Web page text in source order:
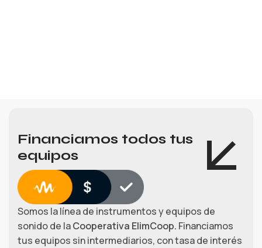
Financiamos todos tus
equipos
Somos la línea de instrumentos y equipos de
sonido de laCooperativa ElimCoop. Financiamos
tus equipos sin intermediarios, con tasa de interés